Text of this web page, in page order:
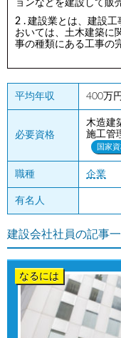
ョンなどを建設して販
建設業とは、建設
おいては、土木建築に
事の種類にある工事の
平均年収 400万
必要資格
木造建
施工管
国家
職種 企業
有名人
建設会社社員の記事
なるには